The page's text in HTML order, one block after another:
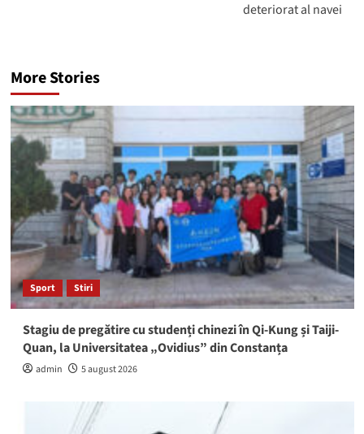
deteriorat al navei
More Stories
Sport Stiri
Stagiu de pregătire cu studenți chinezi în Qi-Kung și Taiji-
Quan, la Universitatea „Ovidius” din Constanța
admin 5 august 2026